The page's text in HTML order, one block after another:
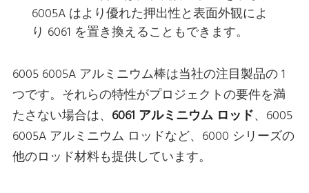
6005A はより優れた押出性と表面外観によ
り 6061 を置き換えることもできます。
6005 6005A アルミニウム棒は当社の注目製品の 1
つです。それらの特性がプロジェクトの要件を満
たさない場合は、 6061 アルミニウム ロッド、6005
6005A アルミニウム ロッドなど、6000 シリーズの
他のロッド材料も提供しています。